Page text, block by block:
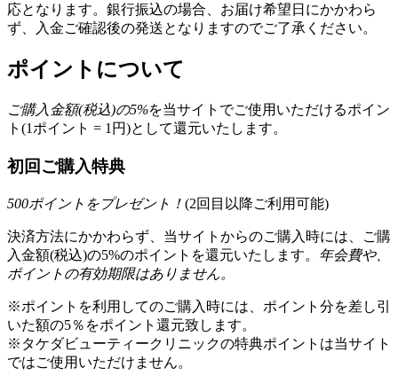
応となります。銀行振込の場合、お届け希望日にかかわら
ず、入金ご確認後の発送となりますのでご了承ください。
ポイントについて
ご購入金額(税込)の5%を当サイトでご使用いただけるポイン
ト(1ポイント = 1円)として還元いたします。
初回ご購入特典
500ポイントをプレゼント！ (2回目以降ご利用可能)
決済方法にかかわらず、当サイトからのご購入時には、ご購
入金額(税込)の5%のポイントを還元いたします。 年会費や、
ポイントの有効期限はありません。
※ポイントを利用してのご購入時には、ポイント分を差し引
いた額の5％をポイント還元致します。
※タケダビューティークリニックの特典ポイントは当サイト
ではご使用いただけません。